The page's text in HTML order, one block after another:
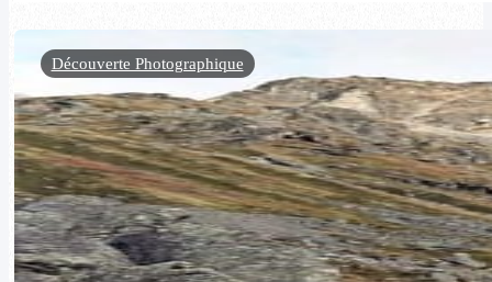
Découverte Photographique